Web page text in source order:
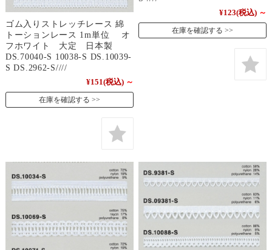
ゴム入りストレッチレース 綿
トーションレース 1m単位 オ
フホワイト 大定 日本製
DS.70040-S 10038-S DS.10039-
S DS.2962-S////
¥151(税込) ～
在庫を確認する
¥123(税込) ～
在庫を確認する